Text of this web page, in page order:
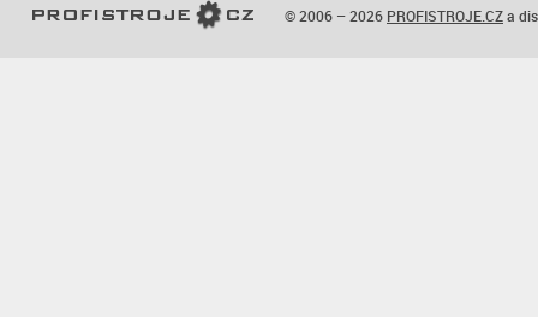
© 2006 – 2026 PROFISTROJE.CZa